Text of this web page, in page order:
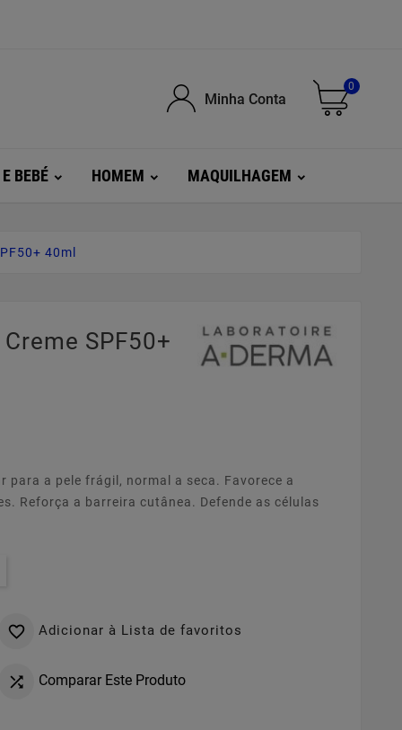
Minha Conta
0
BEBÉ HOMEM MAQUILHAGEM
40ml
SPF50+
para a pele frágil, normal a seca. Favorece a
Reforça a barreira cutânea. Defende as células
 Adicionar à Lista de favoritos
 Comparar Este Produto